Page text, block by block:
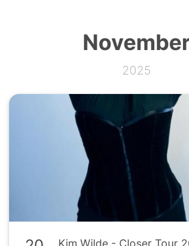
2025
Kim Wilde - Closer Tour